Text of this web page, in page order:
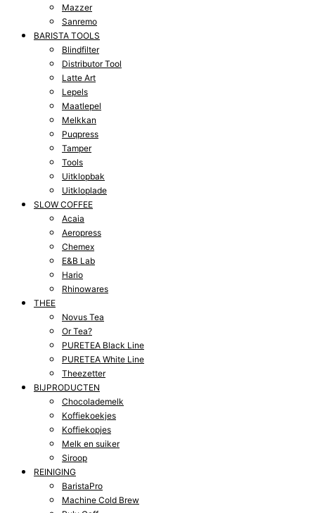
Mazzer
Sanremo
BARISTA TOOLS
Blindfilter
Distributor Tool
Latte Art
Lepels
Maatlepel
Melkkan
Puqpress
Tamper
Tools
Uitklopbak
Uitkloplade
SLOW COFFEE
Acaia
Aeropress
Chemex
E&B Lab
Hario
Rhinowares
THEE
Novus Tea
Or Tea?
PURETEA Black Line
PURETEA White Line
Theezetter
BIJPRODUCTEN
Chocolademelk
Koffiekoekjes
Koffiekopjes
Melk en suiker
Siroop
REINIGING
BaristaPro
Machine Cold Brew